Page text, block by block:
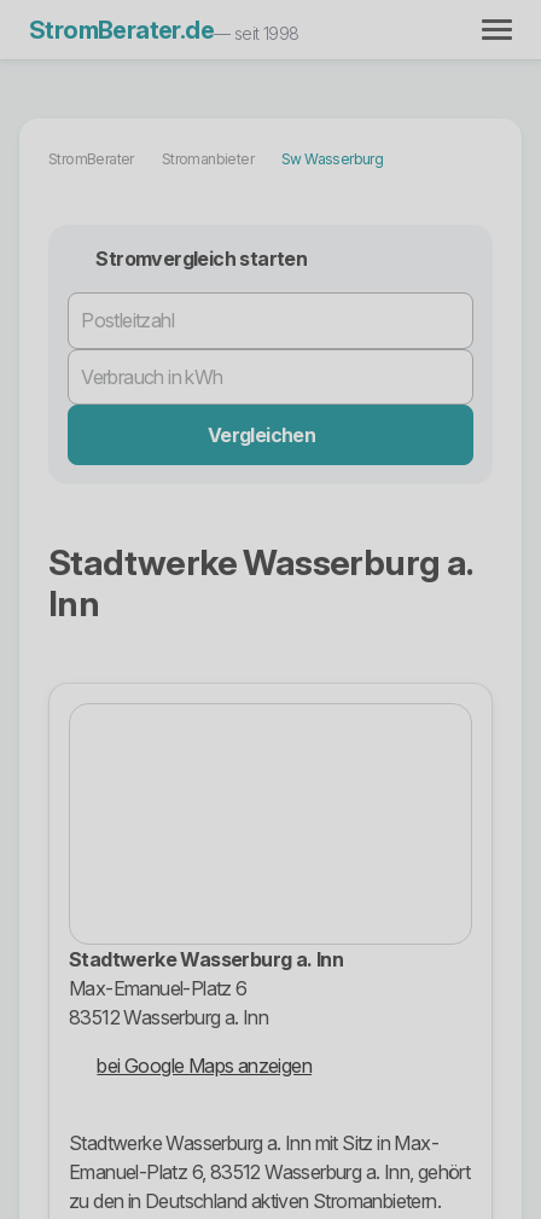
StromBerater.de— seit 1998
StromBerater Stromanbieter Sw Wasserburg
Stromvergleich starten
Vergleichen
Stadtwerke Wasserburg a.
Inn
Stadtwerke Wasserburg a. Inn
Max-Emanuel-Platz 6
83512 Wasserburg a. Inn
bei Google Maps anzeigen
Stadtwerke Wasserburg a. Inn mit Sitz in Max-
Emanuel-Platz 6, 83512 Wasserburg a. Inn, gehört
zu den in Deutschland aktiven Stromanbietern.